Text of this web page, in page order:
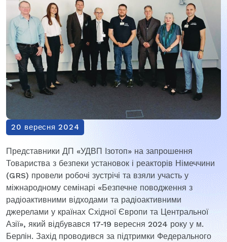
20 вересня 2024
Представники ДП «УДВП Ізотоп» на запрошення
Товариства з безпеки установок і реакторів Німеччини
(GRS) провели робочі зустрічі та взяли участь у
міжнародному семінарі «Безпечне поводження з
радіоактивними відходами та радіоактивними
джерелами у країнах Східної Європи та Центральної
Азії», який відбувався 17-19 вересня 2024 року у м.
Берлін. Захід проводився за підтримки Федерального